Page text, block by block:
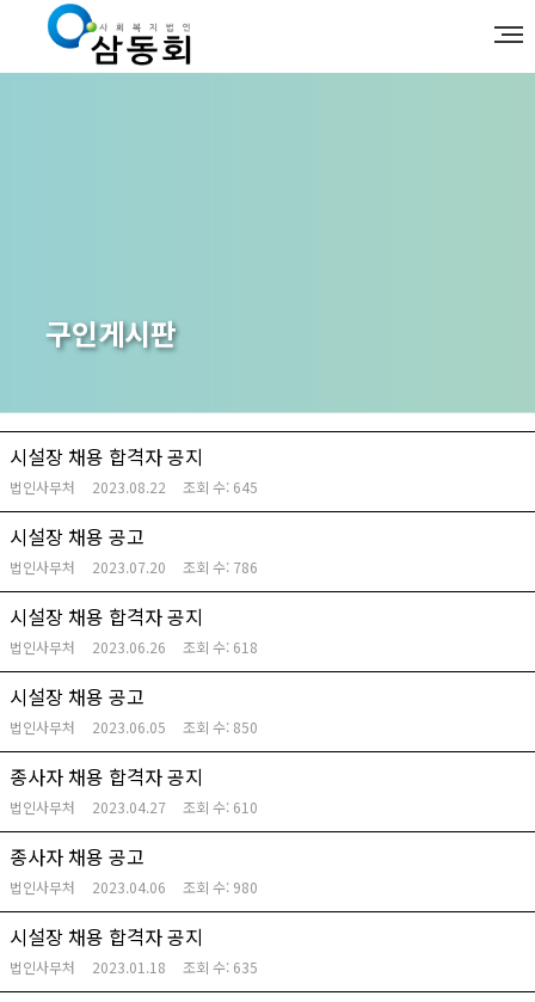
구인게시판
시설장 채용 합격자 공지
법인사무처 2023.08.22 조회 수: 645
시설장 채용 공고
법인사무처 2023.07.20 조회 수: 786
시설장 채용 합격자 공지
법인사무처 2023.06.26 조회 수: 618
시설장 채용 공고
법인사무처 2023.06.05 조회 수: 850
종사자 채용 합격자 공지
법인사무처 2023.04.27 조회 수: 610
종사자 채용 공고
법인사무처 2023.04.06 조회 수: 980
시설장 채용 합격자 공지
법인사무처 2023.01.18 조회 수: 635